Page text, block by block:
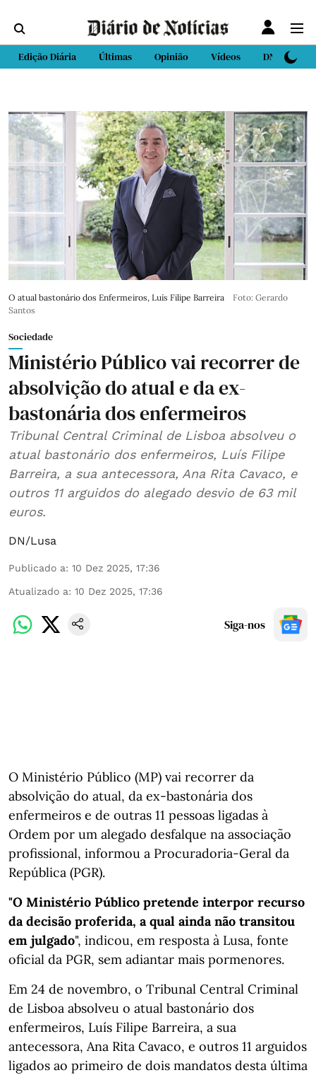
Edição Diária Últimas Opinião Vídeos DN Sport
O atual bastonário dos Enfermeiros, Luís Filipe Barreira
Foto: Gerardo
Santos
Sociedade
Ministério Público vai recorrer de
absolvição do atual e da ex-
bastonária dos enfermeiros
Tribunal Central Criminal de Lisboa absolveu o
atual bastonário dos enfermeiros, Luís Filipe
Barreira, a sua antecessora, Ana Rita Cavaco, e
outros 11 arguidos do alegado desvio de 63 mil
euros.
DN/Lusa
Publicado a: 10 Dez 2025, 17:36
Atualizado a: 10 Dez 2025, 17:36
Siga-nos
O Ministério Público (MP) vai recorrer da
absolvição do atual, da ex-bastonária dos
enfermeiros e de outras 11 pessoas ligadas à
Ordem por um alegado desfalque na associação
profissional, informou a Procuradoria-Geral da
República (PGR).
"O Ministério Público pretende interpor recurso
da decisão proferida, a qual ainda não transitou
em julgado", indicou, em resposta à Lusa, fonte
oficial da PGR, sem adiantar mais pormenores.
Em 24 de novembro, o Tribunal Central Criminal
de Lisboa absolveu o atual bastonário dos
enfermeiros, Luís Filipe Barreira, a sua
antecessora, Ana Rita Cavaco, e outros 11 arguidos
ligados ao primeiro de dois mandatos desta última